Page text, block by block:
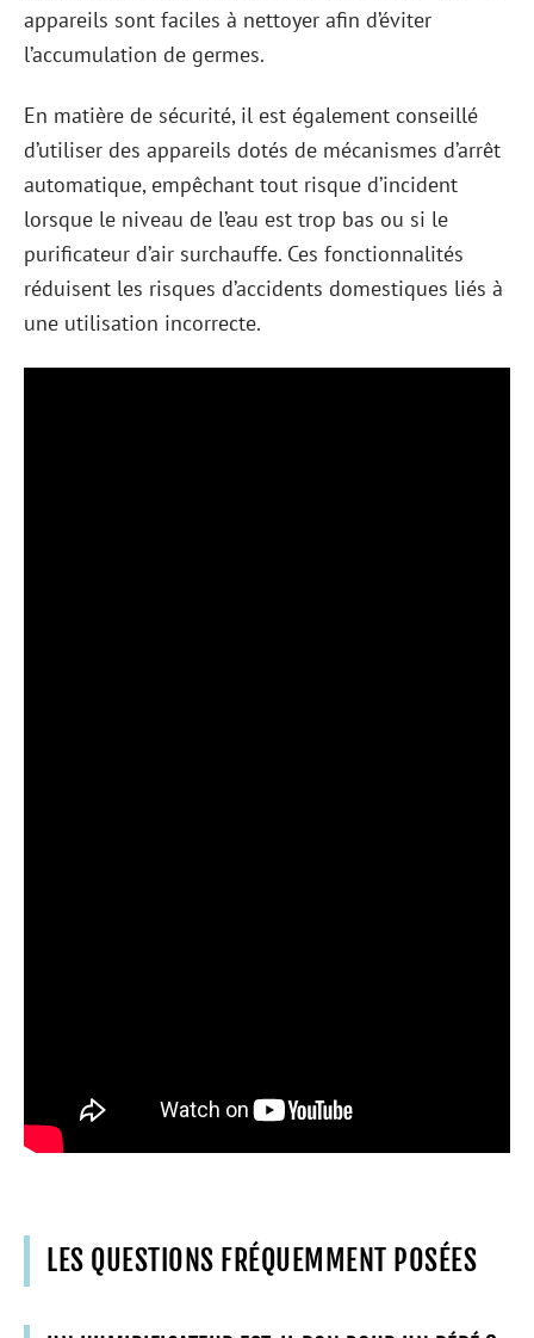
appareils sont faciles à nettoyer afin d’éviter
l’accumulation de germes.
En matière de sécurité, il est également conseillé
d’utiliser des appareils dotés de mécanismes d’arrêt
automatique, empêchant tout risque d’incident
lorsque le niveau de l’eau est trop bas ou si le
purificateur d’air surchauffe. Ces fonctionnalités
réduisent les risques d’accidents domestiques liés à
une utilisation incorrecte.
LES QUESTIONS FRÉQUEMMENT POSÉES